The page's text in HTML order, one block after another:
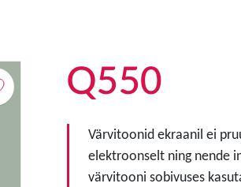
Q550
Värvitoonid ekraanil ei
elektroonselt ning nende
värvitooni sobivuses